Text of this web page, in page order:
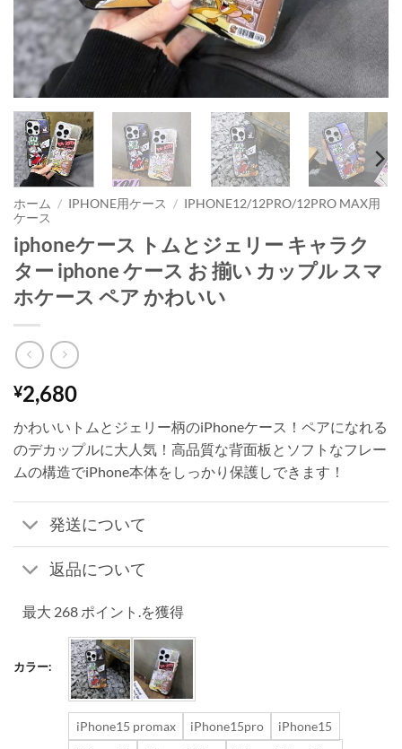
ホーム / IPHONE用ケース / IPHONE12/12PRO/12PRO MAX用
ケース
iphoneケース トムとジェリー キャラク
ター iphone ケース お 揃い カップル スマ
ホケース ペア かわいい
¥2,680
かわいいトムとジェリー柄のiPhoneケース！ペアになれる
のデカップルに大人気！高品質な背面板とソフトなフレー
ムの構造でiPhone本体をしっかり保護しできます！
発送について
返品について
最大 268 ポイント.を獲得
カラー:
iPhone15 promax iPhone15pro
iPhone15